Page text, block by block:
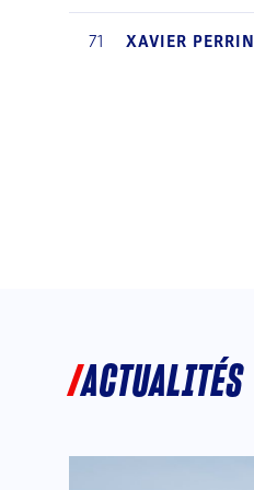
71 XAVIER PERRIN
ACTUALITÉS